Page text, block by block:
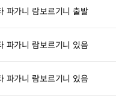
파가니 람보르기니 출발
파가니 람보르기니 있음
파가니 람보르기니 있음